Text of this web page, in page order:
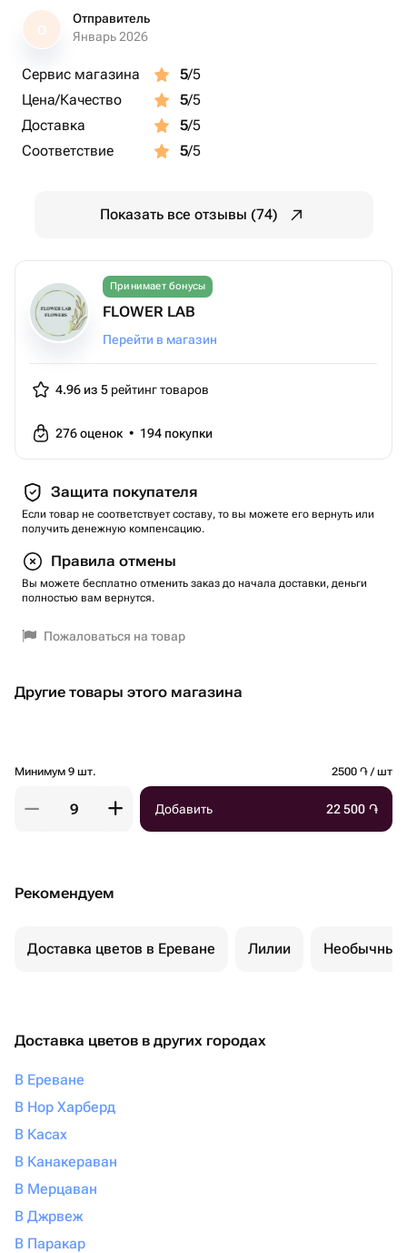
О
Отправитель
Январь 2026
Сервис магазина 5/5
Цена/Качество
5/5
Доставка
5/5
Соответствие
5/5
Показать все отзывы (74)
Принимает бонусы
FLOWER LAB
Перейти в магазин
4.96 из 5 рейтинг товаров
276оценок • 194 покупки
Защита покупателя
Если товар не соответствует составу, то вы можете его вернуть или
получить денежную компенсацию.
Правила отмены
Вы можете бесплатно отменить заказ до начала доставки, деньги
полностью вам вернутся.
Пожаловаться на товар
Другие товары этого магазина
Минимум 9 шт. 2500 ֏ / шт
Добавить 22 500 ֏
Рекомендуем
Доставка цветов в Ереване Лилии Необычные
Доставка цветов в других городах
В Ереване
В Нор Харберд
В Касах
В Канакераван
В Мерцаван
В Джрвеж
В Паракар